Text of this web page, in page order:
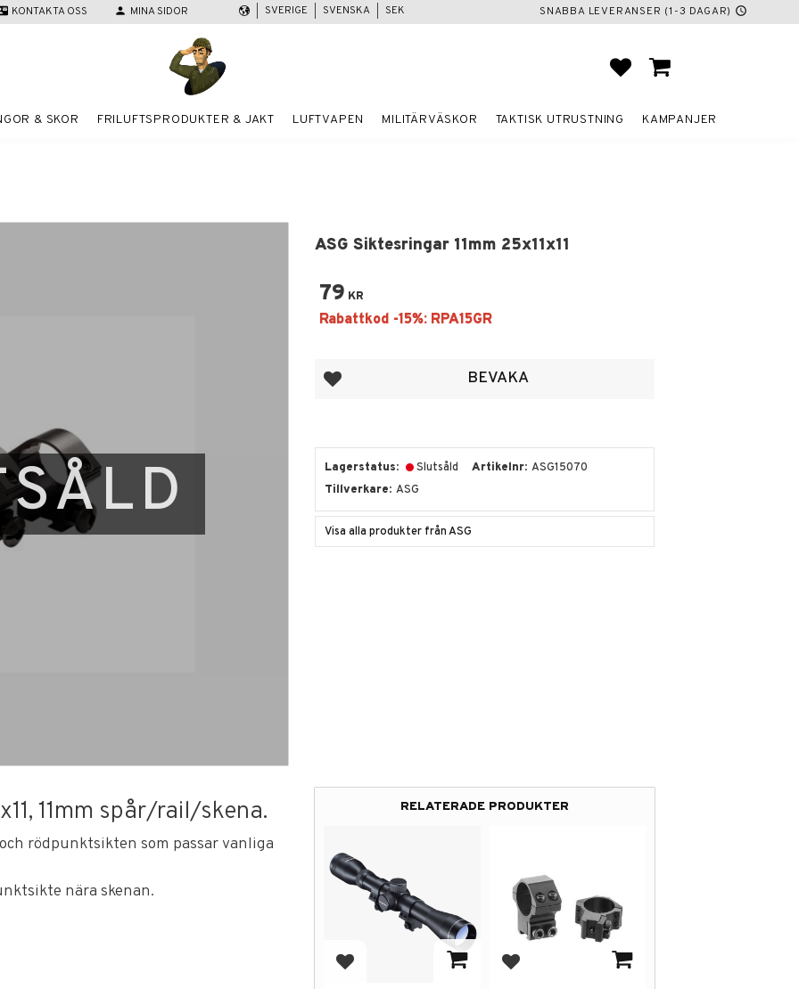
KONTAKTA OSS person MINA SIDOR SNABBA LEVERANSER (1-3 DAGAR) schedule
SVERIGE SVENSKA SEK
FAVORITER
KUNDVAGN
& SKOR FRILUFTSPRODUKTER & JAKT LUFTVAPEN MILITÄRVÄSKOR TAKTISK UTRUSTNING KAMPANJER
ASG Siktesringar 11mm 25x11x11
79 KR
Lägg till i favoriter BEVAKA
Lagerstatus Slutsåld Artikelnr ASG15070
Tillverkare ASG
Visa alla produkter från ASG
11mm spår/rail/skena.
rödpunktsikten som passar vanliga
nära skenan.
RELATERADE PRODUKTER
Lägg till i favoriter Lägg till i favoriter